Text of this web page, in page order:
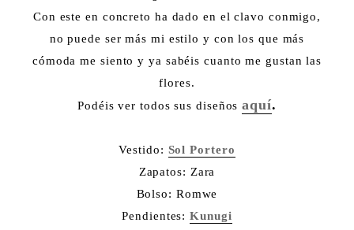
Con este en concreto ha dado en el clavo conmigo,
no puede ser más mi estilo y con los que más
cómoda me siento y ya sabéis cuanto me gustan las
flores.
Podéis ver todos sus diseñosaquí.
Vestido: Sol Portero
Zapatos: Zara
Bolso: Romwe
Pendientes:Kunugi